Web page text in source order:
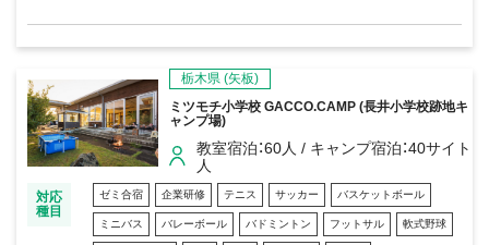
栃木県 (矢板)
ミツモチ小学校 GACCO.CAMP (長井小学校跡地キ
ャンプ場)
教室宿泊：60人 / キャンプ宿泊：40サイト
人
対応
種目
ゼミ合宿 企業研修 テニス サッカー バスケットボール
ミニバス バレーボール バドミントン フットサル 軟式野球